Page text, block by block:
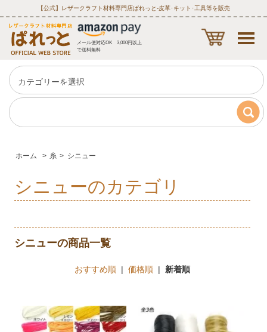
【公式】レザークラフト材料専門店ぱれっと‐皮革･キット･工具等を販売
メール便対応OK 3,000円以上
で送料無料
ホーム > 糸 > シニュー
シニューのカテゴリ
シニューの商品一覧
おすすめ順| 価格順| 新着順